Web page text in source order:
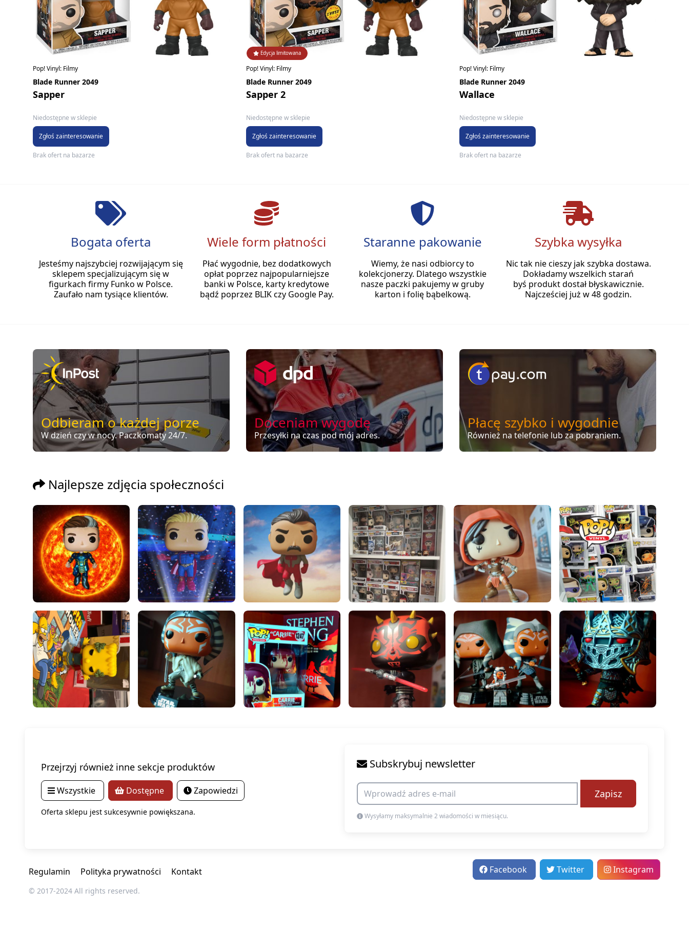
Pop! Vinyl: Filmy
Blade Runner 2049
Sapper
Niedostępne w sklepie
Zgłoś zainteresowanie
Brak ofert na bazarze
Edycja limitowana
Pop! Vinyl: Filmy
Blade Runner 2049
Sapper 2
Niedostępne w sklepie
Zgłoś zainteresowanie
Brak ofert na bazarze
Pop! Vinyl: Filmy
Blade Runner 2049
Wallace
Niedostępne w sklepie
Zgłoś zainteresowanie
Brak ofert na bazarze
Bogata oferta
Jesteśmy najszybciej rozwijającym się
sklepem specjalizującym się w
figurkach firmy Funko w Polsce.
Zaufało nam tysiące klientów.
Wiele form płatności
Płać wygodnie, bez dodatkowych
opłat poprzez najpopularniejsze
banki w Polsce, karty kredytowe
bądź poprzez BLIK czy Google Pay.
Staranne pakowanie
Wiemy, że nasi odbiorcy to
kolekcjonerzy. Dlatego wszystkie
nasze paczki pakujemy w gruby
karton i folię bąbelkową.
Szybka wysyłka
Nic tak nie cieszy jak szybka dostawa.
Dokładamy wszelkich starań
byś produkt dostał błyskawicznie.
Najcześciej już w 48 godzin.
Odbieram o każdej porze
W dzień czy w nocy. Paczkomaty 24/7.
Doceniam wygodę
Przesyłki na czas pod mój adres.
Płacę szybko i wygodnie
Również na telefonie lub za pobraniem.
Najlepsze zdjęcia społeczności
Przejrzyj również inne sekcje produktów
Wszystkie Dostępne Zapowiedzi
Oferta sklepu jest sukcesywnie powiększana.
Subskrybuj newsletter
Zapisz
Wysyłamy maksymalnie 2 wiadomości w miesiącu.
Facebook Twitter Instagram
Regulamin Polityka prywatności Kontakt
© 2017-2024 All rights reserved.